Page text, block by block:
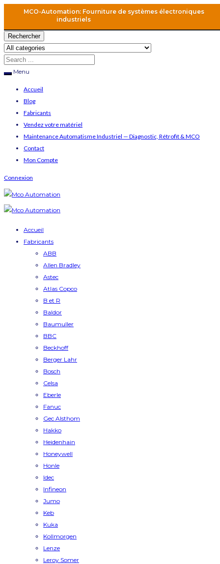
MCO-Automation: Fourniture de systèmes électroniques
industriels
Rechercher
Menu
Accueil
Blog
Fabricants
Vendez votre matériel
Maintenance Automatisme Industriel — Diagnostic, Rétrofit & MCO
Contact
Mon Compte
Connexion
Accueil
Fabricants
ABB
Allen Bradley
Astec
Atlas Copco
B et R
Baldor
Baumuller
BBC
Beckhoff
Berger Lahr
Bosch
Celsa
Eberle
Fanuc
Gec Alsthom
Hakko
Heidenhain
Honeywell
Honle
Idec
Infineon
Jumo
Keb
Kuka
Kollmorgen
Lenze
Leroy Somer